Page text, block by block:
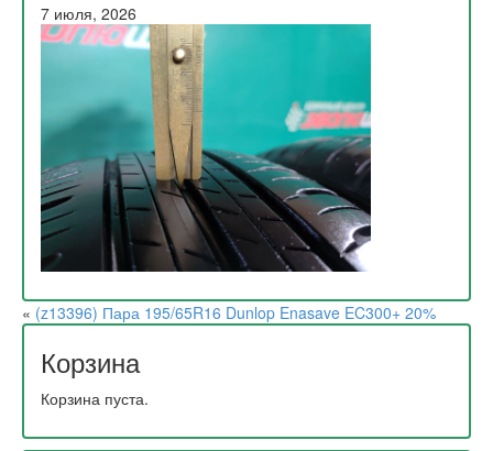
7 июля, 2026
« (z13396) Пара 195/65R16 Dunlop Enasave EC300+ 20%
Корзина
Корзина пуста.